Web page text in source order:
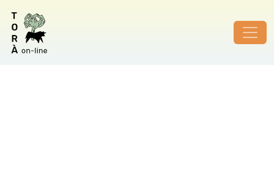
ID de foto no vàlid